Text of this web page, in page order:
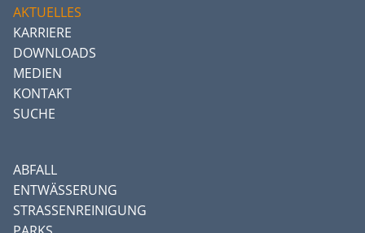
AKTUELLES
KARRIERE
DOWNLOADS
MEDIEN
KONTAKT
SUCHE
ABFALL
ENTWÄSSERUNG
STRASSENREINIGUNG